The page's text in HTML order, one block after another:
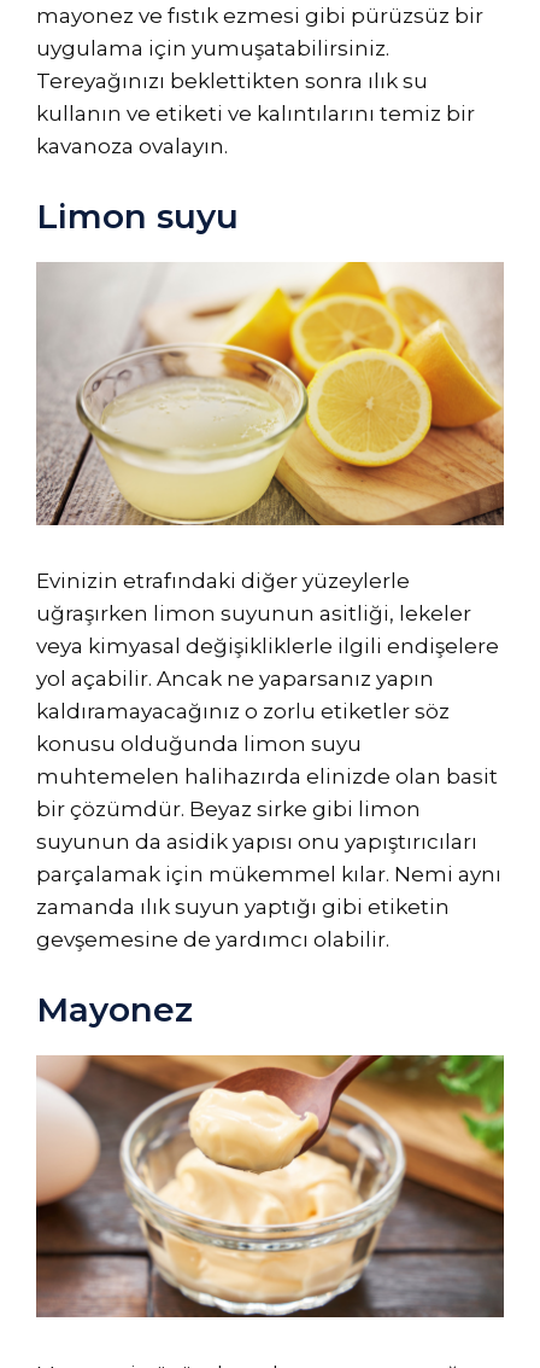
mayonez ve fıstık ezmesi gibi pürüzsüz bir
uygulama için yumuşatabilirsiniz.
Tereyağınızı beklettikten sonra ılık su
kullanın ve etiketi ve kalıntılarını temiz bir
kavanoza ovalayın.
Limon suyu
Evinizin etrafındaki diğer yüzeylerle
uğraşırken limon suyunun asitliği, lekeler
veya kimyasal değişikliklerle ilgili endişelere
yol açabilir. Ancak ne yaparsanız yapın
kaldıramayacağınız o zorlu etiketler söz
konusu olduğunda limon suyu
muhtemelen halihazırda elinizde olan basit
bir çözümdür. Beyaz sirke gibi limon
suyunun da asidik yapısı onu yapıştırıcıları
parçalamak için mükemmel kılar. Nemi aynı
zamanda ılık suyun yaptığı gibi etiketin
gevşemesine de yardımcı olabilir.
Mayonez